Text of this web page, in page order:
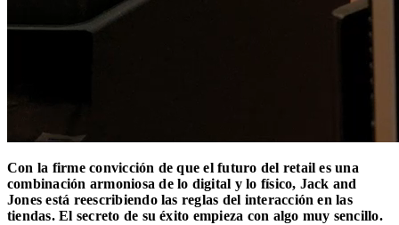
Con la firme convicción de que el futuro del retail es una
combinación armoniosa de lo digital y lo físico, Jack and
Jones está reescribiendo las reglas del interacción en las
tiendas. El secreto de su éxito empieza con algo muy sencillo.